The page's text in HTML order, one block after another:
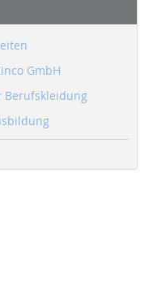
GmbH
Berufskleidung